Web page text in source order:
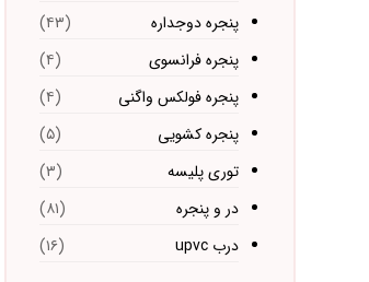
پنجره دوجداره
(۴۳)
پنجره فرانسوی
(۴)
پنجره فولکس واگنی
(۴)
پنجره کشویی
(۵)
توری پلیسه
(۳)
در و پنجره
(۸۱)
درب upvc
(۱۶)